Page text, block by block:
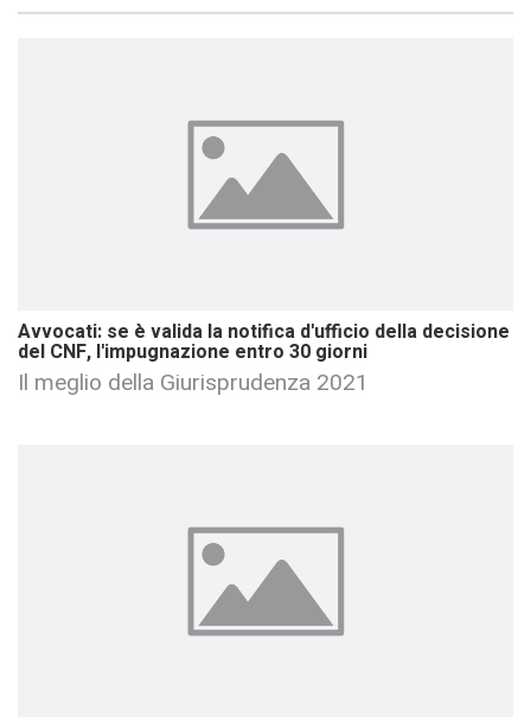
Avvocati: se è valida la notifica d'ufficio della decisione
del CNF, l'impugnazione entro 30 giorni
Il meglio della Giurisprudenza 2021